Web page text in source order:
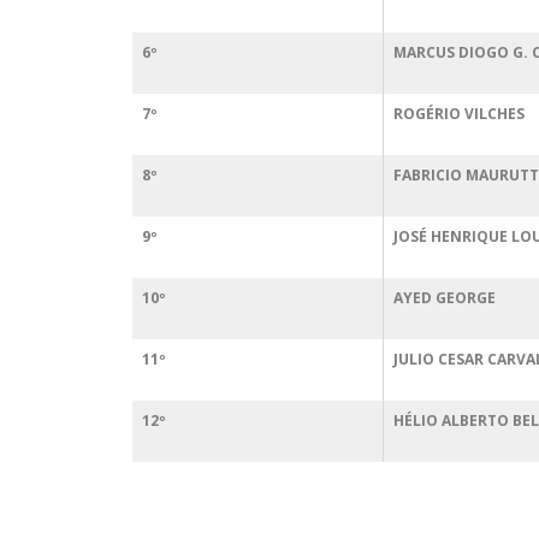
6º MARCUS DIOGO G.
7º ROGÉRIO VILCHES
8º FABRICIO
9º JOSÉ HENRIQUE
10º AYED GEORGE
11º JULIO CESAR
12º HÉLIO ALBERTO